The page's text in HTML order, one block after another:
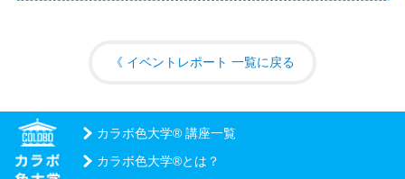
イベントレポート 一覧に戻る
カラボ色大学® 講座一覧
カラボ色大学®とは？